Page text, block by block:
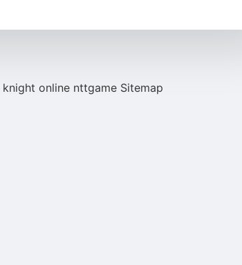
knight online nttgame Sitemap